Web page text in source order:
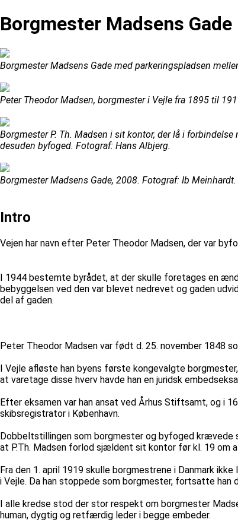
Borgmester Madsens Gade
Borgmester Madsens Gade med parkeringspladsen
Peter Theodor Madsen, borgmester i Vejle fra 1895 til
Borgmester P. Th. Madsen i sit kontor, der lå i
desuden byfoged. Fotograf: Hans Albjerg.
Borgmester Madsens Gade, 2008. Fotograf: Ib Meinhardt.
Intro
Vejen har navn efter Peter Theodor Madsen, der var
I 1944 bestemte byrådet, at der skulle foretages en
bebyggelsen ved den var blevet nedrevet og gaden
del af gaden.
Peter Theodor Madsen var født d. 25. november 1848
I Vejle afløste han byens første kongevalgte
at varetage disse hverv havde han en juridsk
Efter eksamen var han ansat ved Århus Stiftsamt, og i
skibsregistrator i København.
Dobbeltstillingen som borgmester og byfoged krævede
at P.Th. Madsen forlod sjældent sit kontor før kl. 19 om
Fra den 1. april 1919 skulle borgmestrene i Danmark
i Vejle. Da han stoppede som borgmester, fortsatte
I alle kredse stod der stor respekt om borgmester
human, dygtig og retfærdig leder i begge embeder.